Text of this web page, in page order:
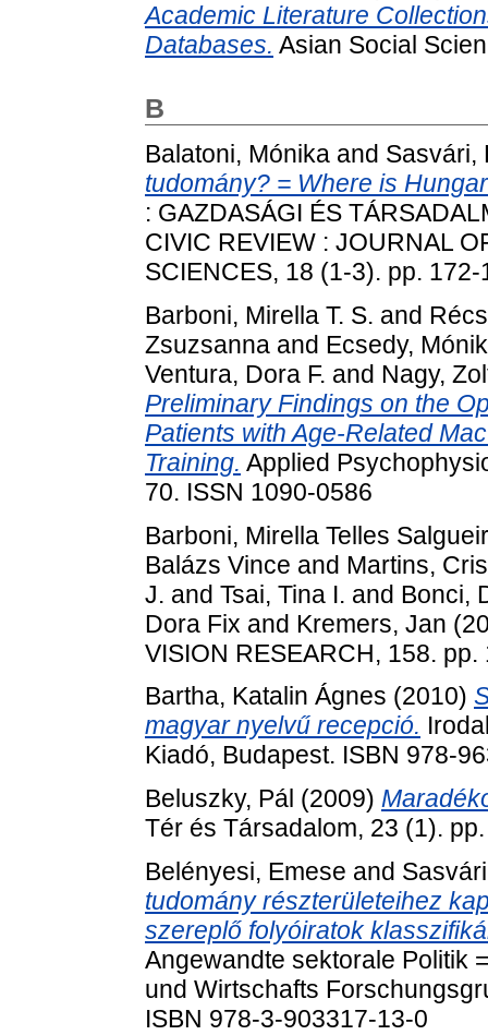
Academic Literature
Databases. Asian Social
B
Balatoni, Mónika and Sasvári,
tudomány? = Where is
: GAZDASÁGI ÉS
CIVIC REVIEW : JOURNAL
SCIENCES, 18 (1-3). pp.
Barboni, Mirella T. S. and
Zsuzsanna and Ecsedy,
Ventura, Dora F. and Nagy,
Preliminary Findings on the
Patients with Age-Related
Training. Applied
70. ISSN 1090-0586
Barboni, Mirella Telles
Balázs Vince and Martins,
J. and Tsai, Tina I. and Bonci,
Dora Fix and Kremers, Jan
VISION RESEARCH, 158.
Bartha, Katalin Ágnes (2010)
magyar nyelvű recepció.
Kiadó, Budapest. ISBN 978-
Beluszky, Pál (2009)
Tér és Társadalom, 23 (1).
Belényesi, Emese and
tudomány részterületeihez
szereplő folyóiratok
Angewandte sektorale Politik
und Wirtschafts
ISBN 978-3-903317-13-0